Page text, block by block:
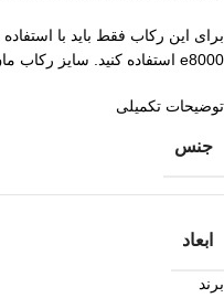
برای این رکاب فقط باید با
e8000 استفاده کنید. سایز رکاب مان استیل عقیق طبق میل نمره انگشتر بین 64 و 65 مردانه است. در این مواقع با توجه به آناتومی انگشت برای هر دو سایز قابل استفاده است.
توضیحات تکمیلی
جنس
ابعاد
برند